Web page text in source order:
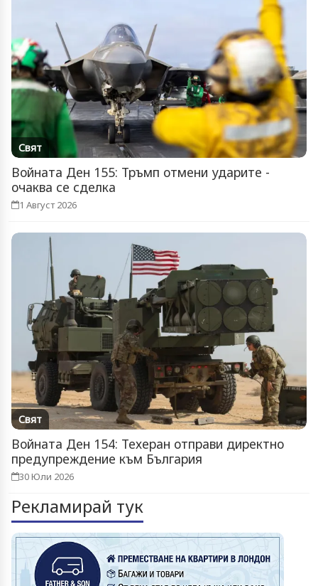
Свят
Войната Ден 155: Тръмп отмени ударите -
очаква се сделка
1 Август 2026
Свят
Войната Ден 154: Техеран отправи директно
предупреждение към България
30 Юли 2026
Рекламирай тук